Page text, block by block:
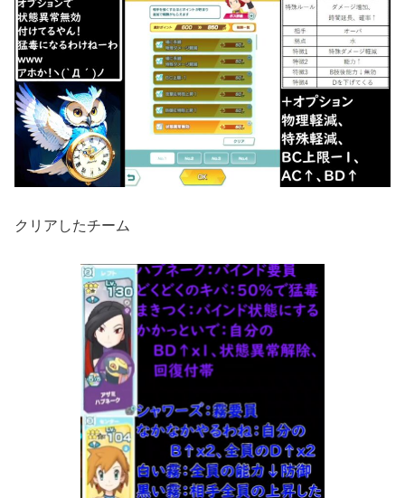
クリアしたチーム